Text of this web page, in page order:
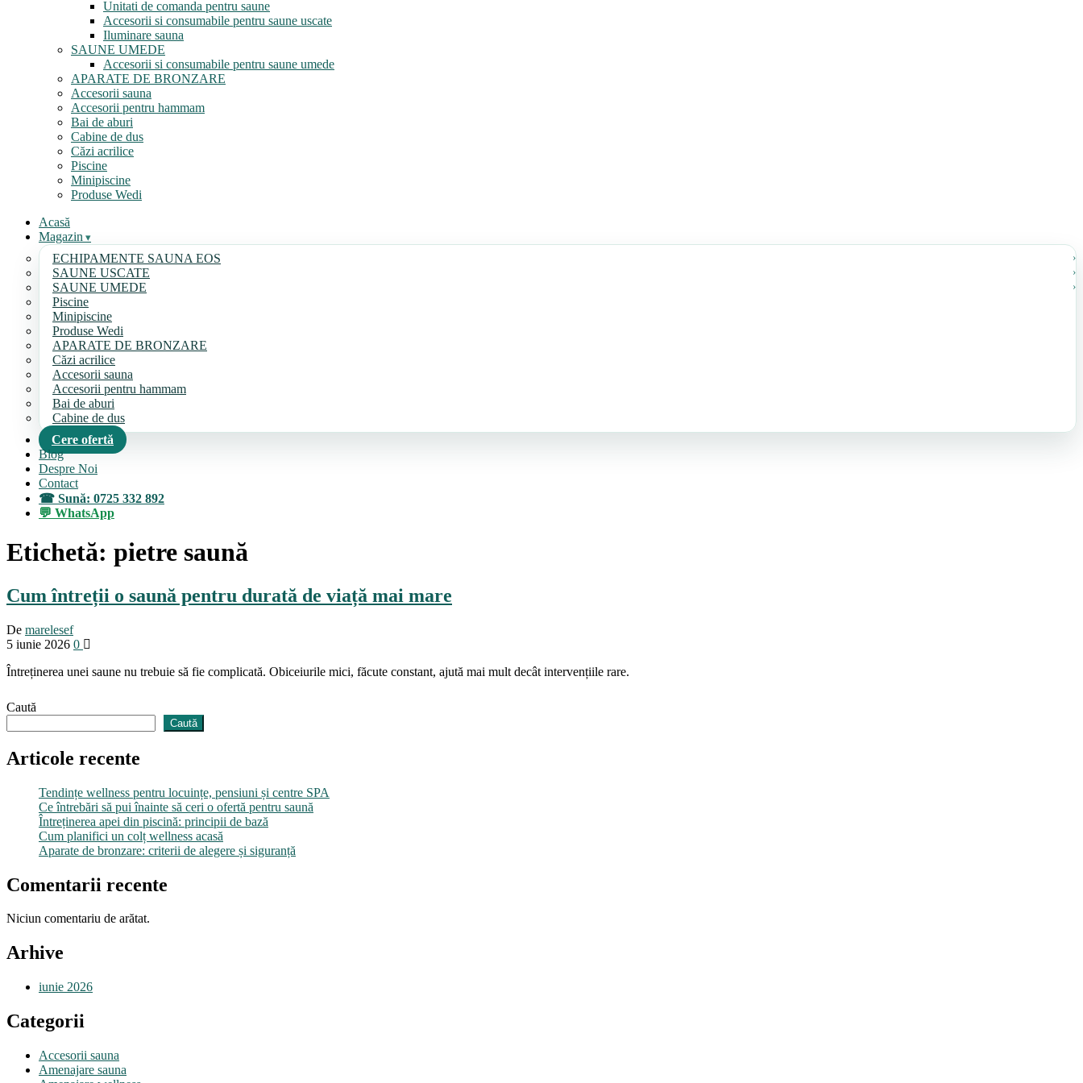
Unitati de comanda pentru saune
Accesorii si consumabile pentru saune uscate
Iluminare sauna
SAUNE UMEDE
Accesorii si consumabile pentru saune umede
APARATE DE BRONZARE
Accesorii sauna
Accesorii pentru hammam
Bai de aburi
Cabine de dus
Căzi acrilice
Piscine
Minipiscine
Produse Wedi
Acasă
Magazin
ECHIPAMENTE SAUNA EOS
SAUNE USCATE
SAUNE UMEDE
Piscine
Minipiscine
Produse Wedi
APARATE DE BRONZARE
Căzi acrilice
Accesorii sauna
Accesorii pentru hammam
Bai de aburi
Cabine de dus
Cere ofertă
Blog
Despre Noi
Contact
Sună: 0725 332 892
WhatsApp
Etichetă: pietre saună
Cum întreții o saună pentru durată de viață mai mare
De marelesef
5 iunie 2026 0
Întreținerea unei saune nu trebuie să fie complicată. Obiceiurile mici, făcute constant, ajută mai mult decât intervențiile rare.
Caută
Caută
Articole recente
Tendințe wellness pentru locuințe, pensiuni și centre SPA
Ce întrebări să pui înainte să ceri o ofertă pentru saună
Întreținerea apei din piscină: principii de bază
Cum planifici un colț wellness acasă
Aparate de bronzare: criterii de alegere și siguranță
Comentarii recente
Niciun comentariu de arătat.
Arhive
iunie 2026
Categorii
Accesorii sauna
Amenajare sauna